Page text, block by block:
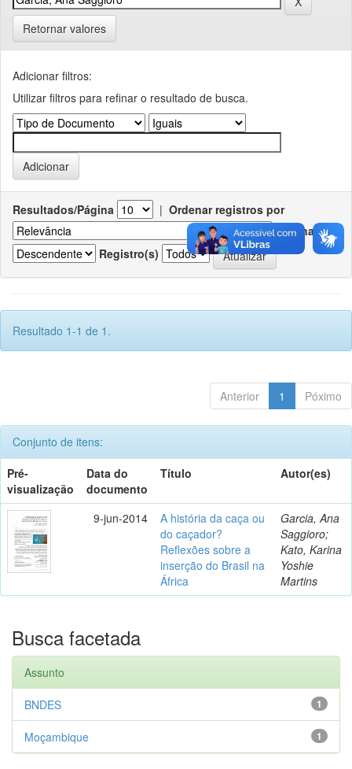
Retornar valores
Adicionar filtros:
Utilizar filtros para refinar o resultado de busca.
Resultados/Página | Ordenar registros por
Ordenar
Registro(s)
Resultado 1-1 de 1.
Anterior 1 Póximo
Conjunto de itens:
Pré-
visualização
Data do
documento
Título Autor(es)
9-jun-2014
A história da caça ou
do caçador?
Reflexões sobre a
inserção do Brasil na
África
Garcia, Ana
Saggioro;
Kato, Karina
Yoshie
Martins
Busca facetada
Assunto
1
BNDES
1
Moçambique